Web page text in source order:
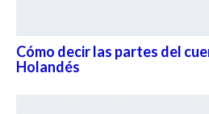
Cómo decir las partes del
Holandés